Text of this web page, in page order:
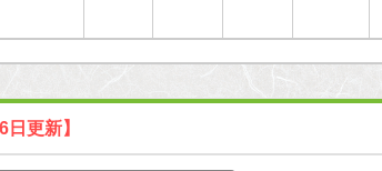
日更新】